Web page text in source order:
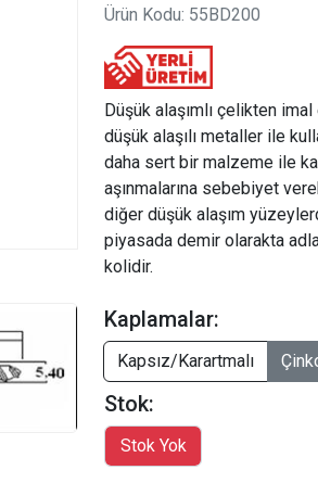
Ürün Kodu: 55BD200
Düşük alaşımlı çelikten
düşük alaşılı metaller ile
daha sert bir malzeme ile
aşınmalarına sebebiyet
diğer düşük alaşım
piyasada demir olarakta
kolidir.
Kaplamalar:
Kapsız/Karartmalı
Stok: